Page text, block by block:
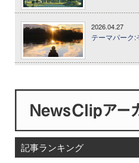
2026.04.27
テーマパーク:
記事ランキング